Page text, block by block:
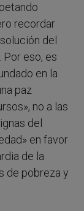
recordar
del
Por eso, es
en la
paz
no a las
del
en favor
de la
de pobreza y